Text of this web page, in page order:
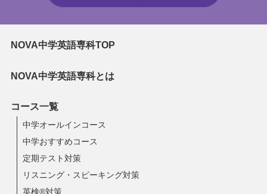
NOVA中学英語専科TOP
NOVA中学英語専科とは
コース一覧
中学オールインコース
中学おすすめコース
定期テスト対策
リスニング・スピーキング対策
英検®対策